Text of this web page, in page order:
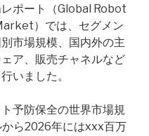
ポート（Global Robot
）では、セグメン
市場規模、国内外の主
ア、販売チャネルなど
いました。
予防保全の世界市場規
ら2026年にはxxx百万